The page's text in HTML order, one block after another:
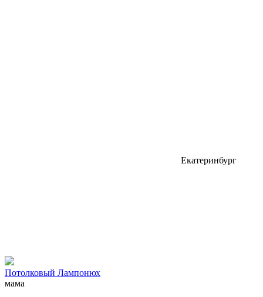
Екатеринбург
Потолковый Лампонюх
мама